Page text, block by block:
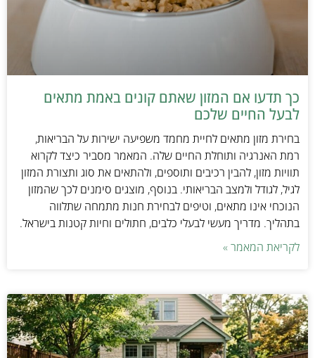
כך תדעו אם המזון שאתם קונים באמת מתאים
לבעל החיים שלכם
בחירת מזון מתאים לחיית מחמד משפיעה ישירות על הבריאות,
רמת האנרגיה ותוחלת החיים שלה. המאמר מסביר כיצד לקרוא
תוויות מזון, להבין רכיבים ותוספים, ולהתאים את סוג ותצורת המזון
לגיל, לגודל ולמצב הבריאותי. בנוסף, מוצגים סימנים לכך שהמזון
הנוכחי אינו מתאים, וטיפים לבחירת חנות מתמחה שתלווה
בתהליך. מדריך מעשי לבעלי כלבים, חתולים וחיות קטנות בישראל.
לקריאת המאמר »